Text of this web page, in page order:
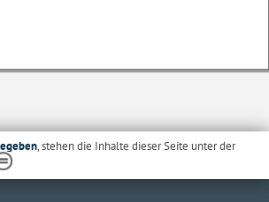
, stehen die Inhalte dieser Seite unter der